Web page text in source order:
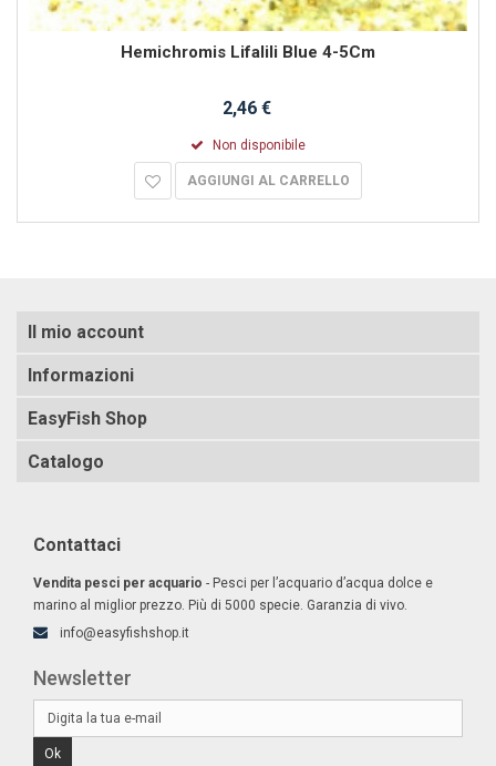
Hemichromis Lifalili Blue 4-5Cm
2,46 €
Non disponibile
AGGIUNGI AL CARRELLO
Il mio account
Informazioni
EasyFish Shop
Catalogo
Contattaci
Vendita pesci per acquario - Pesci per l’acquario d’acqua dolce e
marino al miglior prezzo. Più di 5000 specie. Garanzia di vivo.
info@easyfishshop.it
Newsletter
Ok